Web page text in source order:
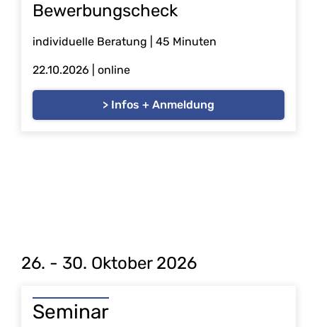
Bewerbungscheck
individuelle Beratung | 45 Minuten
22.10.2026 | online
> Infos + Anmeldung
26. - 30. Oktober 2026
Seminar